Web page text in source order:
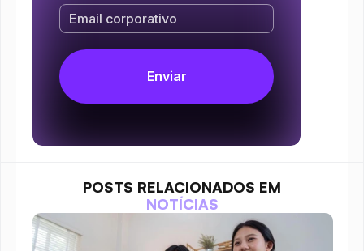
POSTS RELACIONADOS EM
NOTÍCIAS